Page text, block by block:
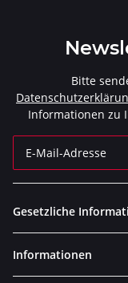
Bitte
Informationen zu
Gesetzliche
Informationen